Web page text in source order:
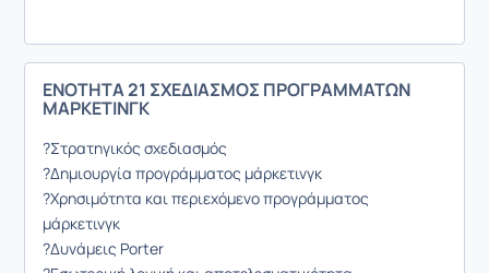
ΕΝΟΤΗΤΑ 21 ΣΧΕΔΙΑΣΜΟΣ ΠΡΟΓΡΑΜΜΑΤΩΝ
ΜΑΡΚΕΤΙΝΓΚ
?Στρατηγικός σχεδιασμός
?Δημιουργία προγράμματος μάρκετινγκ
?Χρησιμότητα και περιεχόμενο προγράμματος
μάρκετινγκ
?Δυνάμεις Porter